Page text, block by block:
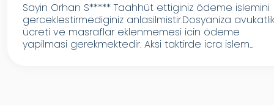
Sayin Orhan S***** Taahhüt ettiginiz ödeme islemini
gerceklestirmediginiz anlasilmistir.Dosyaniza
ücreti ve masraflar eklenmemesi icin ödeme
yapilmasi gerekmektedir. Aksi taktirde icra islem...